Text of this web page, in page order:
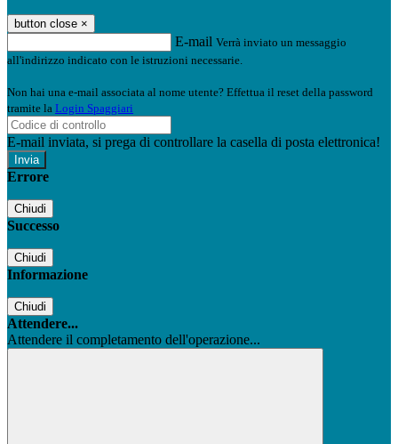
button close ×
E-mail Verrà inviato un messaggio
all'indirizzo indicato con le istruzioni necessarie.
Non hai una e-mail associata al nome utente? Effettua il reset della password
tramite la Login Spaggiari
E-mail inviata, si prega di controllare la casella di posta elettronica!
Errore
Chiudi
Successo
Chiudi
Informazione
Chiudi
Attendere...
Attendere il completamento dell'operazione...